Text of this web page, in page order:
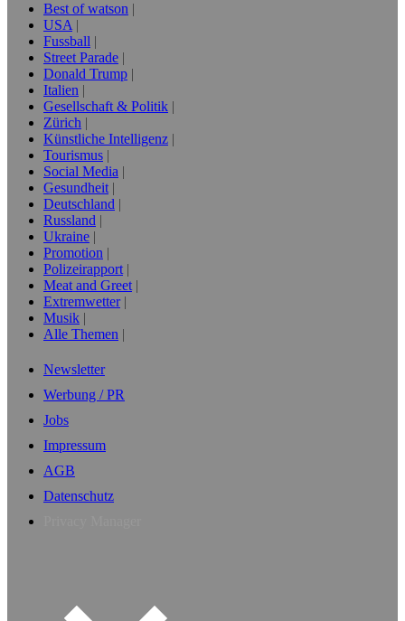
Best of watson
USA
Fussball
Street Parade
Donald Trump
Italien
Gesellschaft & Politik
Zürich
Künstliche Intelligenz
Tourismus
Social Media
Gesundheit
Deutschland
Russland
Ukraine
Promotion
Polizeirapport
Meat and Greet
Extremwetter
Musik
Alle Themen
Newsletter
Werbung / PR
Jobs
Impressum
AGB
Datenschutz